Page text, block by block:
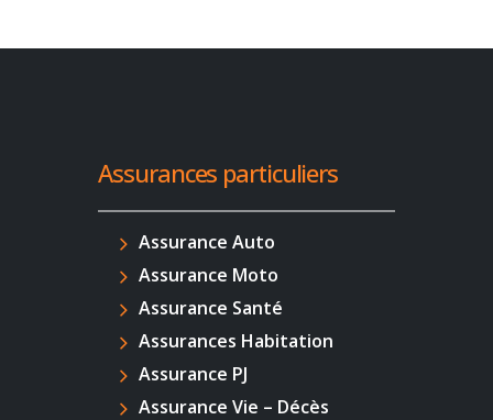
Assurances particuliers
Assurance Auto
Assurance Moto
Assurance Santé
Assurances Habitation
Assurance PJ
Assurance Vie – Décès